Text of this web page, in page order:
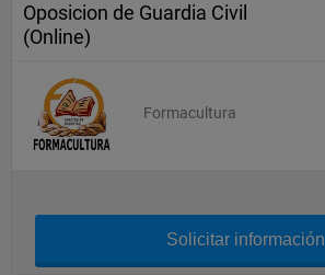
Oposicion de Guardia Civil
(Online)
Formacultura
Solicitar información